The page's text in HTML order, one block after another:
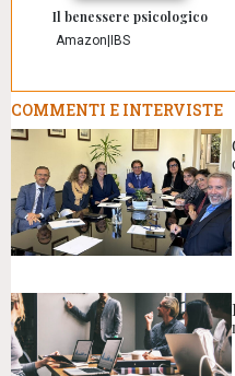
Il benessere psicologico
Amazon IBS
COMMENTI E INTERVISTE